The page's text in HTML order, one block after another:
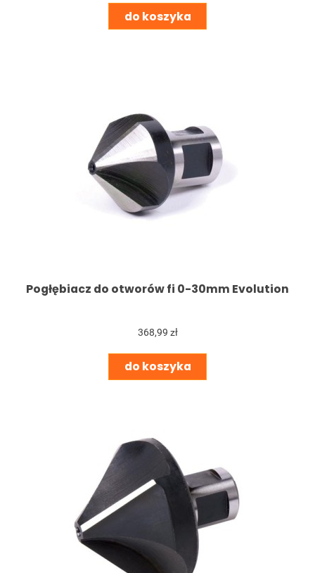
do koszyka
Pogłębiacz do otworów fi 0-30mm Evolution
368,99 zł
do koszyka